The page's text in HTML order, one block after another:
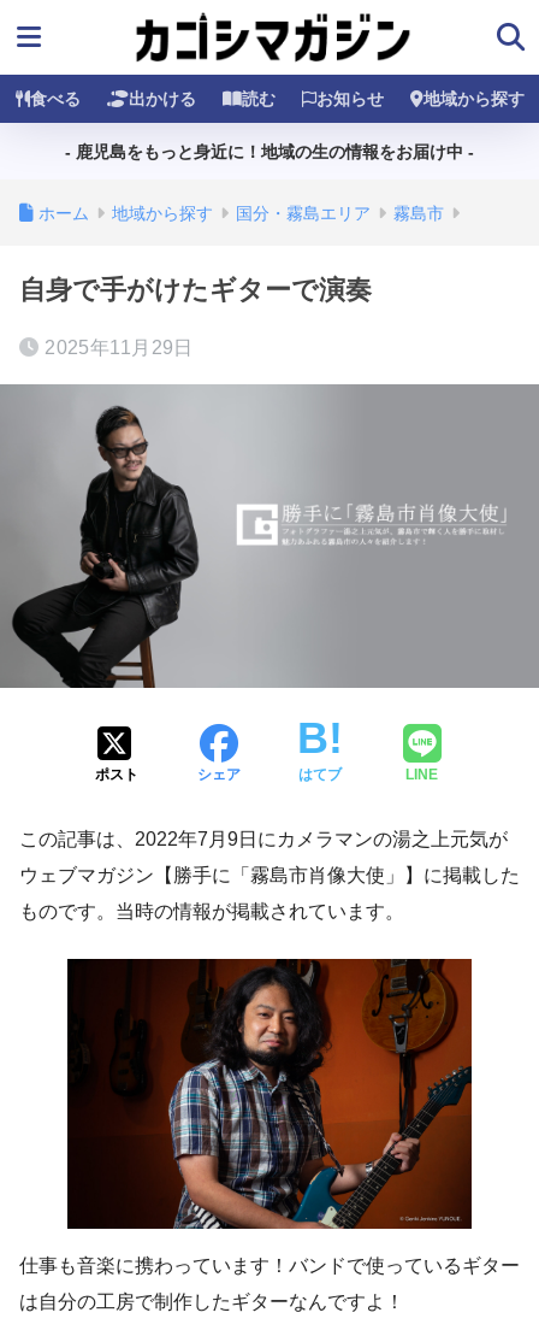
食べる 出かける 読む お知らせ 地域から探す
- 鹿児島をもっと身近に！地域の生の情報をお届け中 -
ホーム 地域から探す 国分・霧島エリア 霧島市
自身で手がけたギターで演奏
2025年11月29日
ポスト シェア はてブ LINE
この記事は、2022年7月9日にカメラマンの湯之上元気が
ウェブマガジン【勝手に「霧島市肖像大使」】に掲載した
ものです。当時の情報が掲載されています。
仕事も音楽に携わっています！バンドで使っているギター
は自分の工房で制作したギターなんですよ！